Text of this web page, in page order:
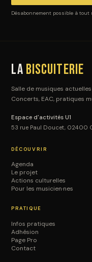
Désabonnement possible à tout
La Biscuiterie
Salle de musiques
Concerts, EAC, pratiques
Espace d'activités U1
53 rue Paul Doucet, 02400
DÉCOUVRIR
Agenda
Le projet
Actions culturelles
Pour les musicien·nes
PRATIQUE
Infos pratiques
Adhésion
Page Pro
Contact